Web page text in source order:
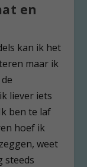
en
kan ik het
maar ik
liever iets
ben te laf
hoef ik
weet
steeds